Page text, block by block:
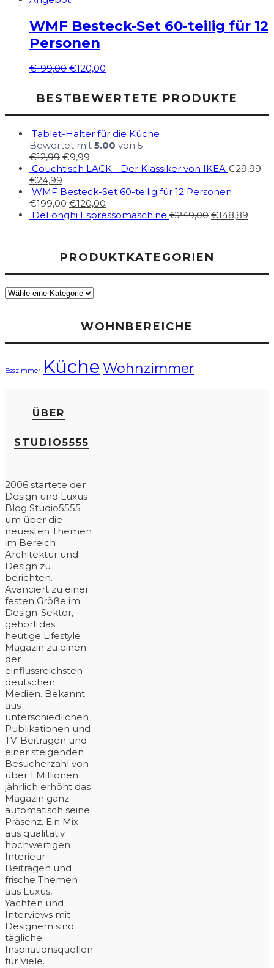
WMF Besteck-Set 60-teilig für 12
Personen
€199,00 €120,00
BESTBEWERTETE PRODUKTE
Tablet-Halter für die Küche
Bewertet mit 5.00 von 5
€12,99 €9,99
Couchtisch LACK - Der Klassiker von IKEA €29,99
€24,99
WMF Besteck-Set 60-teilig für 12 Personen
€199,00 €120,00
DeLonghi Espressomaschine €249,00 €148,89
PRODUKTKATEGORIEN
WOHNBEREICHE
Esszimmer Küche Wohnzimmer
ÜBER
STUDIO5555
2006 startete der
Design und Luxus-
Blog Studio5555
um über die
neuesten Themen
im Bereich
Architektur und
Design zu
berichten.
Avanciert zu einer
festen Größe im
Design-Sektor,
gehört das
heutige Lifestyle
Magazin zu einen
der
einflussreichsten
deutschen
Medien. Bekannt
aus
unterschiedlichen
Publikationen und
TV-Beiträgen und
einer steigenden
Besucherzahl von
über 1 Millionen
jährlich erhöht das
Magazin ganz
automatisch seine
Präsenz. Ein Mix
aus qualitativ
hochwertigen
Interieur-
Beiträgen und
frische Themen
aus Luxus,
Yachten und
Interviews mit
Designern sind
tägliche
Inspirationsquellen
für Viele.